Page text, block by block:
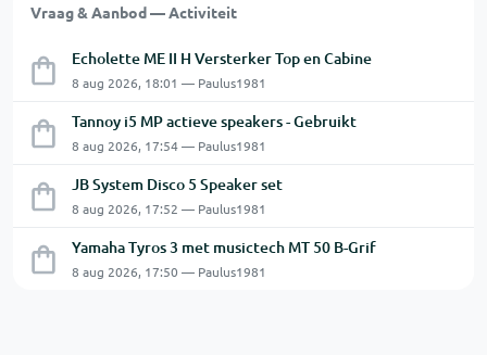
Vraag & Aanbod — Activiteit
Echolette ME II H Versterker Top en Cabine
8 aug 2026, 18:01 — Paulus1981
Tannoy i5 MP actieve speakers - Gebruikt
8 aug 2026, 17:54 — Paulus1981
JB System Disco 5 Speaker set
8 aug 2026, 17:52 — Paulus1981
Yamaha Tyros 3 met musictech MT 50 B-Grif
8 aug 2026, 17:50 — Paulus1981